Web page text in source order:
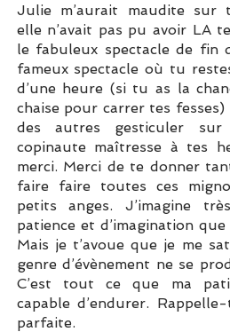
Julie m’aurait maudite sur
elle n’avait pas pu avoir LA
le fabuleux spectacle de fin
fameux spectacle où tu
d’une heure (si tu as la
chaise pour carrer tes
des autres gesticuler
copinaute maîtresse à tes
merci. Merci de te donner
faire faire toutes ces
petits anges. J’imagine
patience et d’imagination
Mais je t’avoue que je me
genre d’évènement ne se
C’est tout ce que ma
capable d’endurer.
parfaite.